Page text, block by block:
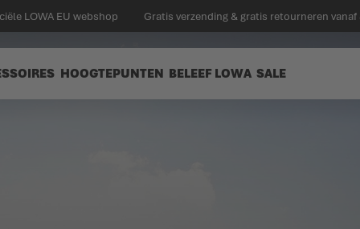
LOWA EU webshop Gratis verzending & gratis retourneren
HOOGTEPUNTEN BELEEF LOWA SALE